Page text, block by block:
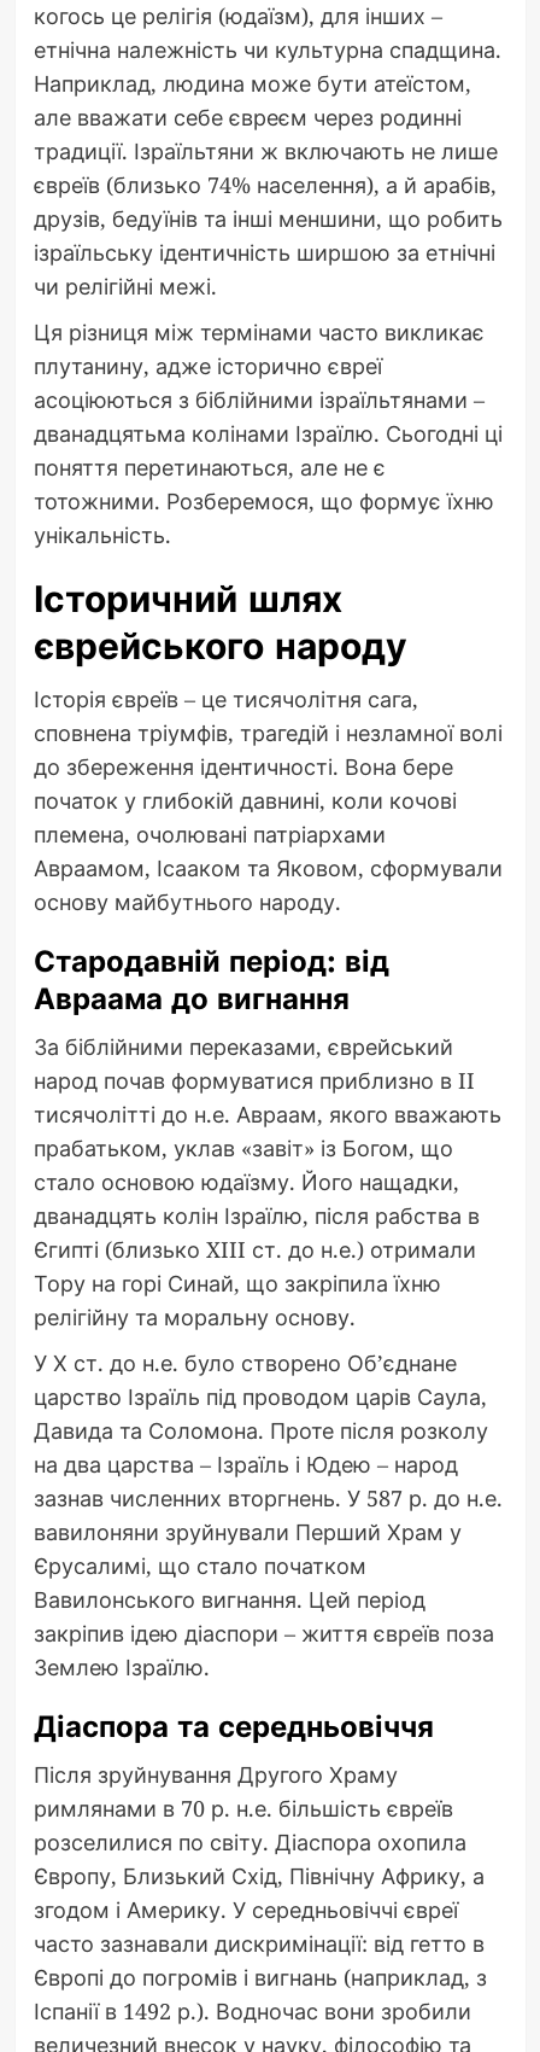
когось це релігія (юдаїзм), для інших –
етнічна належність чи культурна спадщина.
Наприклад, людина може бути атеїстом,
але вважати себе євреєм через родинні
традиції. Ізраїльтяни ж включають не лише
євреїв (близько 74% населення), а й арабів,
друзів, бедуїнів та інші меншини, що робить
ізраїльську ідентичність ширшою за етнічні
чи релігійні межі.
Ця різниця між термінами часто викликає
плутанину, адже історично євреї
асоціюються з біблійними ізраїльтянами –
дванадцятьма колінами Ізраїлю. Сьогодні ці
поняття перетинаються, але не є
тотожними. Розберемося, що формує їхню
унікальність.
Історичний шлях
єврейського народу
Історія євреїв – це тисячолітня сага,
сповнена тріумфів, трагедій і незламної волі
до збереження ідентичності. Вона бере
початок у глибокій давнині, коли кочові
племена, очолювані патріархами
Авраамом, Ісааком та Яковом, сформували
основу майбутнього народу.
Стародавній період: від
Авраама до вигнання
За біблійними переказами, єврейський
народ почав формуватися приблизно в II
тисячолітті до н.е. Авраам, якого вважають
прабатьком, уклав «завіт» із Богом, що
стало основою юдаїзму. Його нащадки,
дванадцять колін Ізраїлю, після рабства в
Єгипті (близько XIII ст. до н.е.) отримали
Тору на горі Синай, що закріпила їхню
релігійну та моральну основу.
У Х ст. до н.е. було створено Об’єднане
царство Ізраїль під проводом царів Саула,
Давида та Соломона. Проте після розколу
на два царства – Ізраїль і Юдею – народ
зазнав численних вторгнень. У 587 р. до н.е.
вавилоняни зруйнували Перший Храм у
Єрусалимі, що стало початком
Вавилонського вигнання. Цей період
закріпив ідею діаспори – життя євреїв поза
Землею Ізраїлю.
Діаспора та середньовіччя
Після зруйнування Другого Храму
римлянами в 70 р. н.е. більшість євреїв
розселилися по світу. Діаспора охопила
Європу, Близький Схід, Північну Африку, а
згодом і Америку. У середньовіччі євреї
часто зазнавали дискримінації: від гетто в
Європі до погромів і вигнань (наприклад, з
Іспанії в 1492 р.). Водночас вони зробили
величезний внесок у науку, філософію та